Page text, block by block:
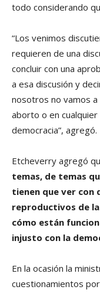
todo considerando
“Los venimos
requieren de una
concluir con una
a esa discusión y
nosotros no vamos
aborto o en
democracia”, agregó.
Etcheverry agregó
temas, de temas
tienen que ver con
reproductivos de
cómo están
injusto con la
En la ocasión la
cuestionamientos